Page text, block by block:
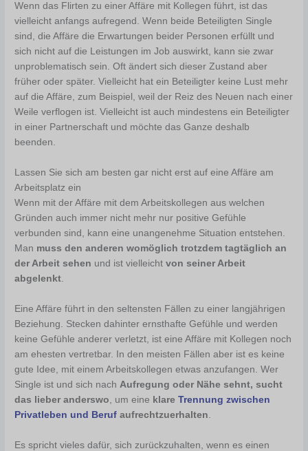
Wenn das Flirten zu einer Affäre mit Kollegen führt, ist das
vielleicht anfangs aufregend. Wenn beide Beteiligten Single
sind, die Affäre die Erwartungen beider Personen erfüllt und
sich nicht auf die Leistungen im Job auswirkt, kann sie zwar
unproblematisch sein. Oft ändert sich dieser Zustand aber
früher oder später. Vielleicht hat ein Beteiligter keine Lust mehr
auf die Affäre, zum Beispiel, weil der Reiz des Neuen nach einer
Weile verflogen ist. Vielleicht ist auch mindestens ein Beteiligter
in einer Partnerschaft und möchte das Ganze deshalb
beenden.
Lassen Sie sich am besten gar nicht erst auf eine Affäre am
Arbeitsplatz ein
Wenn mit der Affäre mit dem Arbeitskollegen aus welchen
Gründen auch immer nicht mehr nur positive Gefühle
verbunden sind, kann eine unangenehme Situation entstehen.
Man muss den anderen womöglich trotzdem tagtäglich an
der Arbeit sehen und ist vielleichtvon seiner Arbeit
abgelenkt.
Eine Affäre führt in den seltensten Fällen zu einer langjährigen
Beziehung. Stecken dahinter ernsthafte Gefühle und werden
keine Gefühle anderer verletzt, ist eine Affäre mit Kollegen noch
am ehesten vertretbar. In den meisten Fällen aber ist es keine
gute Idee, mit einem Arbeitskollegen etwas anzufangen. Wer
Single ist und sich nachAufregung oder Nähe sehnt, sucht
das lieber anderswo, um eine klareTrennung zwischen
Privatleben und Beruf aufrechtzuerhalten.
Es spricht vieles dafür, sich zurückzuhalten, wenn es einen